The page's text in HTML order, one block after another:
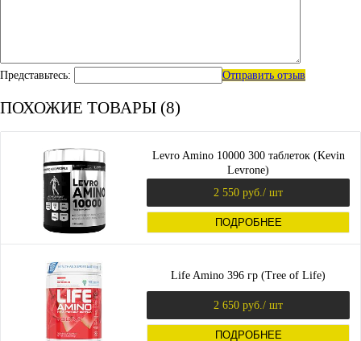
Представьтесь: Отправить отзыв
ПОХОЖИЕ ТОВАРЫ (8)
Levro Amino 10000 300 таблеток (Kevin
Levrone)
2 550 руб. / шт
ПОДРОБНЕЕ
Life Amino 396 гр (Tree of Life)
2 650 руб. / шт
ПОДРОБНЕЕ